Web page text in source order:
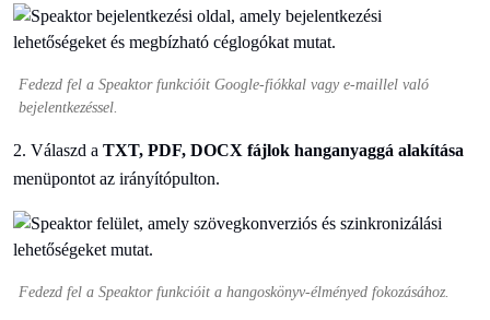
Fedezd fel a Speaktor funkcióit Google-fiókkal vagy e-maillel való
bejelentkezéssel.
2. Válaszd a TXT, PDF, DOCX fájlok hanganyaggá alakítása
menüpontot az irányítópulton.
Fedezd fel a Speaktor funkcióit a hangoskönyv-élményed fokozásához.